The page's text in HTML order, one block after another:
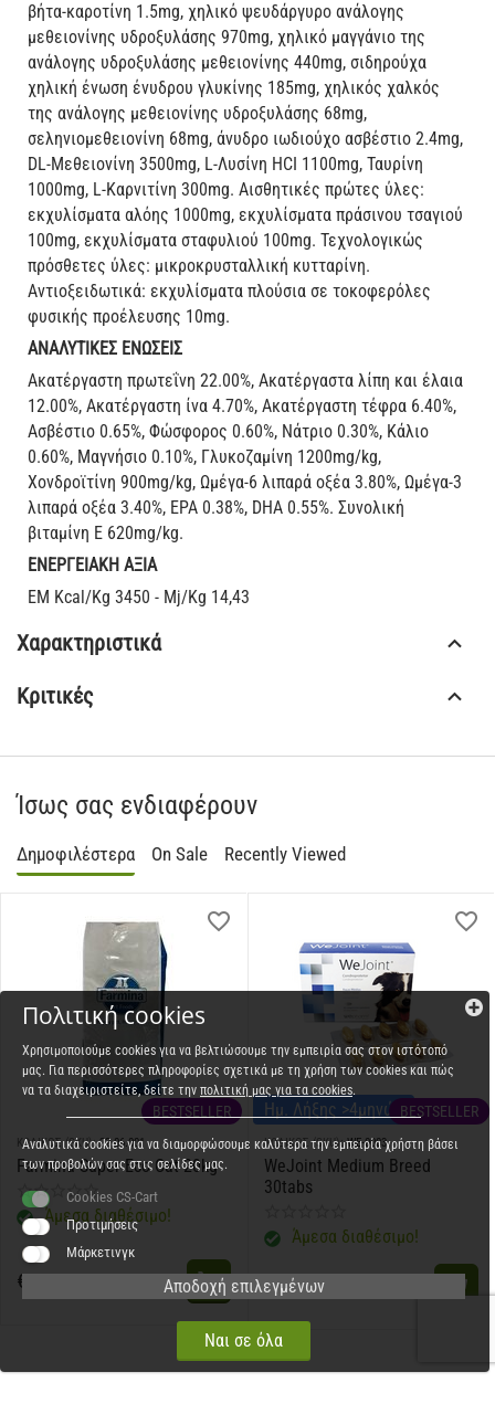
βήτα-καροτίνη 1.5mg, χηλικό ψευδάργυρο ανάλογης
μεθειονίνης υδροξυλάσης 970mg, χηλικό μαγγάνιο της
ανάλογης υδροξυλάσης μεθειονίνης 440mg, σιδηρούχα
χηλική ένωση ένυδρου γλυκίνης 185mg, χηλικός χαλκός
της ανάλογης μεθειονίνης υδροξυλάσης 68mg,
σεληνιομεθειονίνη 68mg, άνυδρο ιωδιούχο ασβέστιο 2.4mg,
DL-Μεθειονίνη 3500mg, L-Λυσίνη HCI 1100mg, Ταυρίνη
1000mg, L-Καρνιτίνη 300mg. Αισθητικές πρώτες ύλες:
εκχυλίσματα αλόης 1000mg, εκχυλίσματα πράσινου τσαγιού
100mg, εκχυλίσματα σταφυλιού 100mg. Τεχνολογικώς
πρόσθετες ύλες: μικροκρυσταλλική κυτταρίνη.
Αντιοξειδωτικά: εκχυλίσματα πλούσια σε τοκοφερόλες
φυσικής προέλευσης 10mg.
ΑΝΑΛΥΤΙΚΕΣ ΕΝΩΣΕΙΣ
Ακατέργαστη πρωτεΐνη 22.00%, Ακατέργαστα λίπη και έλαια
12.00%, Ακατέργαστη ίνα 4.70%, Ακατέργαστη τέφρα 6.40%,
Ασβέστιο 0.65%, Φώσφορος 0.60%, Νάτριο 0.30%, Κάλιο
0.60%, Μαγνήσιο 0.10%, Γλυκοζαμίνη 1200mg/kg,
Xονδροϊτίνη 900mg/kg, Ωμέγα-6 λιπαρά οξέα 3.80%, Ωμέγα-3
λιπαρά οξέα 3.40%, ΕΡΑ 0.38%, DHA 0.55%. Συνολική
βιταμίνη Ε 620mg/kg.
ΕΝΕΡΓΕΙΑΚΗ ΑΞΙΑ
EM Kcal/Kg 3450 - Mj/Kg 14,43
Χαρακτηριστικά
Κριτικές
Ίσως σας ενδιαφέρουν
Δημοφιλέστερα On Sale Recently Viewed
BESTSELLER
ΚΩΔΙΚΟΣ (SKU): 22.06.001
Farmina Super Eco Cat 20kg
Άμεσα διαθέσιμο!
€38,50
Ημ. Λήξης >4μηνώνBESTSELLER
ΚΩΔΙΚΟΣ (SKU): WE-0003
WeJoint Medium Breed
30tabs
Άμεσα διαθέσιμο!
€20,50
Πολιτική cookies
Χρησιμοποιούμε cookies για να βελτιώσουμε την εμπειρία σας στον ιστότοπό
μας. Για περισσότερες πληροφορίες σχετικά με τη χρήση των cookies και πώς
να τα διαχειριστείτε, δείτε την πολιτική μας για τα cookies.
Αναλυτικά cookies για να διαμορφώσουμε καλύτερα την εμπειρία χρήστη βάσει
των προβολών σας στις σελίδες μας.
Cookies CS-Cart
Προτιμήσεις
Μάρκετινγκ
Αποδοχή επιλεγμένων
Ναι σε όλα